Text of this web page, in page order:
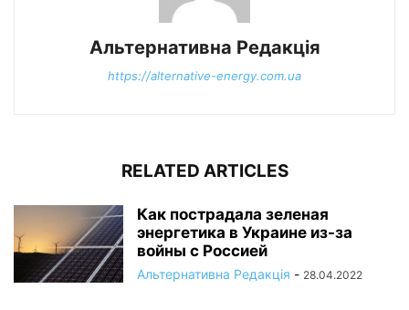
Альтернативна Редакція
https://alternative-energy.com.ua
RELATED ARTICLES
Как пострадала зеленая
энергетика в Украине из-за
войны с Россией
Альтернативна Редакція - 28.04.2022